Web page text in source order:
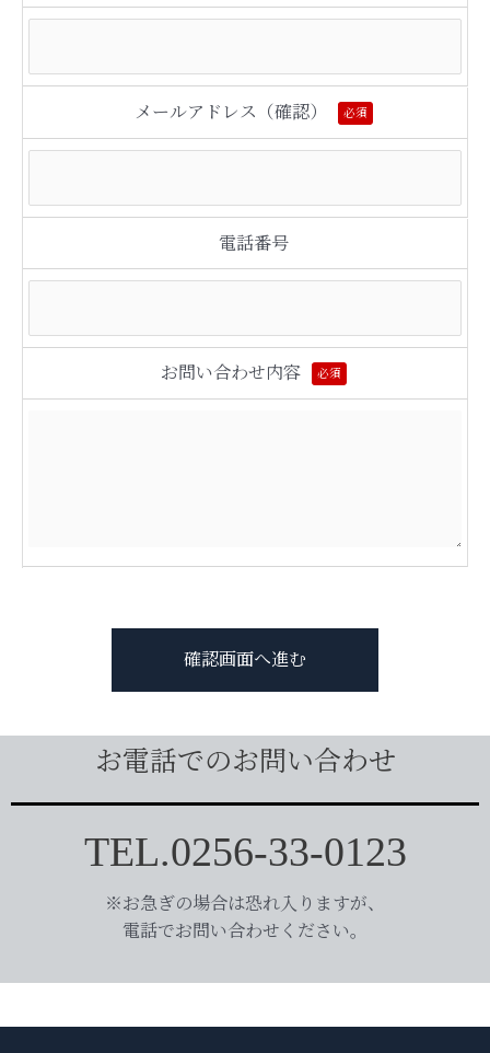
メールアドレス（確認） 必須
電話番号
お問い合わせ内容 必須
お電話でのお問い合わせ
TEL.0256-33-0123
※お急ぎの場合は恐れ入りますが、
電話でお問い合わせください。